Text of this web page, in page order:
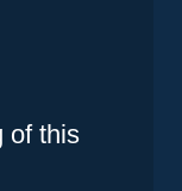
of this